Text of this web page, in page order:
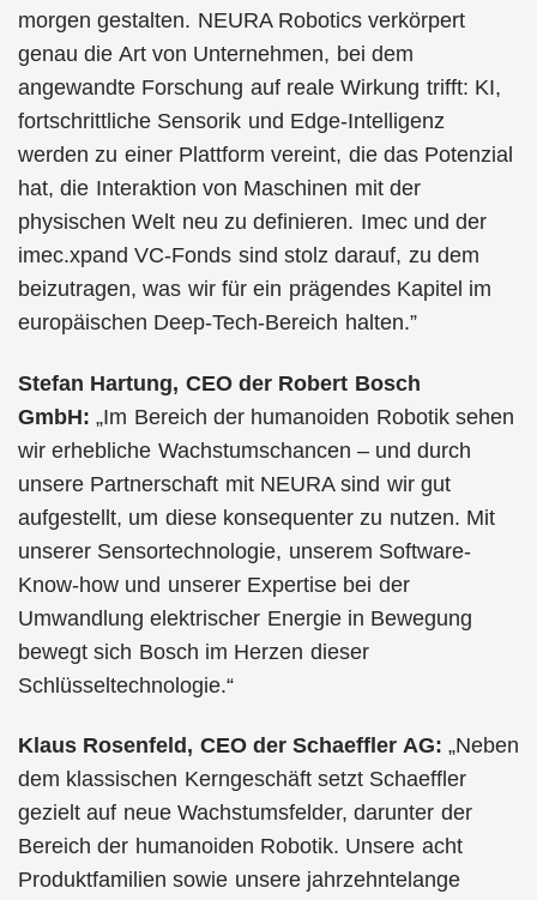
morgen gestalten. NEURA Robotics verkörpert
genau die Art von Unternehmen, bei dem
angewandte Forschung auf reale Wirkung trifft: KI,
fortschrittliche Sensorik und Edge-Intelligenz
werden zu einer Plattform vereint, die das Potenzial
hat, die Interaktion von Maschinen mit der
physischen Welt neu zu definieren. Imec und der
imec.xpand VC-Fonds sind stolz darauf, zu dem
beizutragen, was wir für ein prägendes Kapitel im
europäischen Deep-Tech-Bereich halten.”
Stefan Hartung, CEO der Robert Bosch
GmbH: „Im Bereich der humanoiden Robotik sehen
wir erhebliche Wachstumschancen – und durch
unsere Partnerschaft mit NEURA sind wir gut
aufgestellt, um diese konsequenter zu nutzen. Mit
unserer Sensortechnologie, unserem Software-
Know-how und unserer Expertise bei der
Umwandlung elektrischer Energie in Bewegung
bewegt sich Bosch im Herzen dieser
Schlüsseltechnologie.“
Klaus Rosenfeld, CEO der Schaeffler AG: „Neben
dem klassischen Kerngeschäft setzt Schaeffler
gezielt auf neue Wachstumsfelder, darunter der
Bereich der humanoiden Robotik. Unsere acht
Produktfamilien sowie unsere jahrzehntelange